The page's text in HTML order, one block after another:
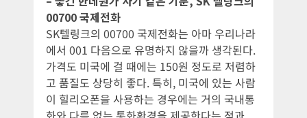
00700 국제전화
SK텔링크의 00700 국제전화는 아마 우리나라
에서 001 다음으로 유명하지 않을까 생각된다.
가격도 미국에 걸 때에는 150원 정도로 저렴하
고 품질도 상당히 좋다. 특히, 미국에 있는 사람
이 힐리오폰을 사용하는 경우에는 거의 국내통